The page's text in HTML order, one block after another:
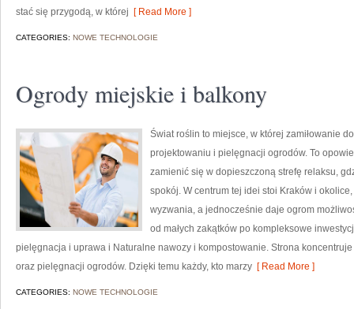
stać się przygodą, w której [ Read More ]
CATEGORIES: NOWE TECHNOLOGIE
Ogrody miejskie i balkony
Świat roślin to miejsce, w której zamiłowanie
projektowaniu i pielęgnacji ogrodów. To
zamienić się w dopieszczoną strefę relaksu,
spokój. W centrum tej idei stoi Kraków i
wyzwania, a jednocześnie daje ogrom
od małych zakątków po kompleksowe
pielęgnacja i uprawa i Naturalne nawozy i kompostowanie. Strona
oraz pielęgnacji ogrodów. Dzięki temu każdy, kto marzy [ Read More ]
CATEGORIES: NOWE TECHNOLOGIE